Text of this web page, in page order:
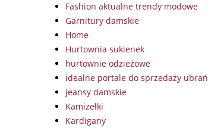
Fashion aktualne trendy modowe
Garnitury damskie
Home
Hurtownia sukienek
hurtownie odzieżowe
idealne portale do sprzedaży ubrań
jeansy damskie
Kamizelki
Kardigany